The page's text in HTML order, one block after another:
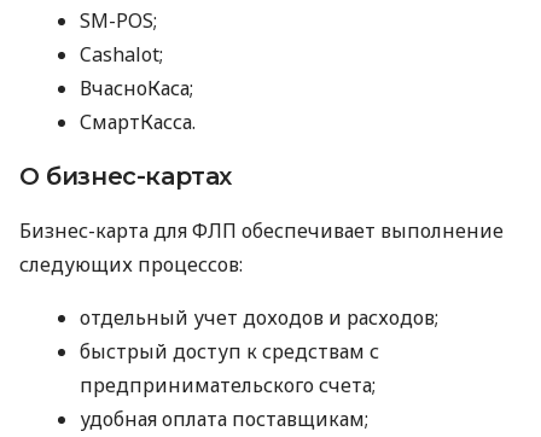
SM-POS;
Cashalot;
ВчасноКаса;
СмартКасса.
О бизнес-картах
Бизнес-карта для ФЛП обеспечивает выполнение
следующих процессов:
отдельный учет доходов и расходов;
быстрый доступ к средствам с
предпринимательского счета;
удобная оплата поставщикам;